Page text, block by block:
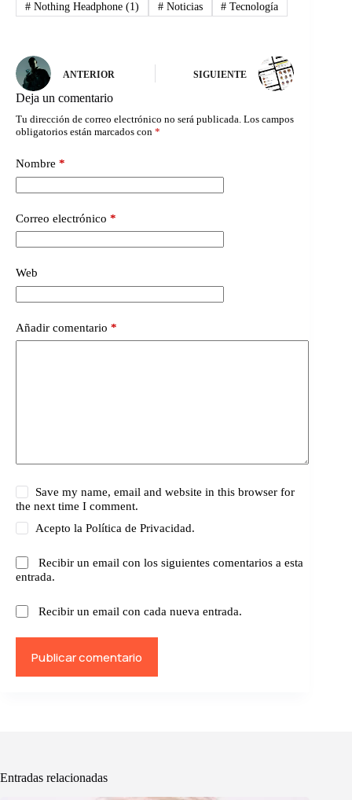
#Nothing Headphone (1) #Noticias # Tecnología
ANTERIOR SIGUIENTE
Deja un comentario
Tu dirección de correo electrónico no será publicada. Los campos
obligatorios están marcados con *
Nombre *
Correo electrónico *
Web
Añadir comentario *
Save my name, email and website in this browser for
the next time I comment.
Acepto laPolítica de Privacidad.
Recibir un email con los siguientes comentarios a esta
entrada.
Recibir un email con cada nueva entrada.
Publicar comentario
Entradas relacionadas